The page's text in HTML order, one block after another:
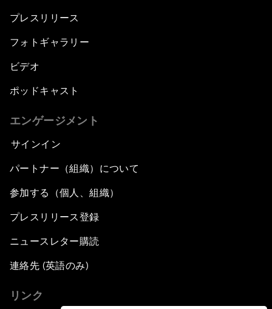
プレスリリース
フォトギャラリー
ビデオ
ポッドキャスト
エンゲージメント
サインイン
パートナー（組織）について
参加する（個人、組織）
プレスリリース登録
ニュースレター購読
連絡先 (英語のみ)
リンク